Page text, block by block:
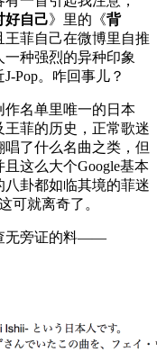
好自己》里的《背
菲自己在微博里自推
种强烈的异种印象
Pop。咋回事儿？
名单里唯一的日本
王菲的历史，正常歌迷
唱了什么名曲之类，但
这么大个Google基本
卦都如临其境的菲迷
可就离奇了。
无旁证的料——